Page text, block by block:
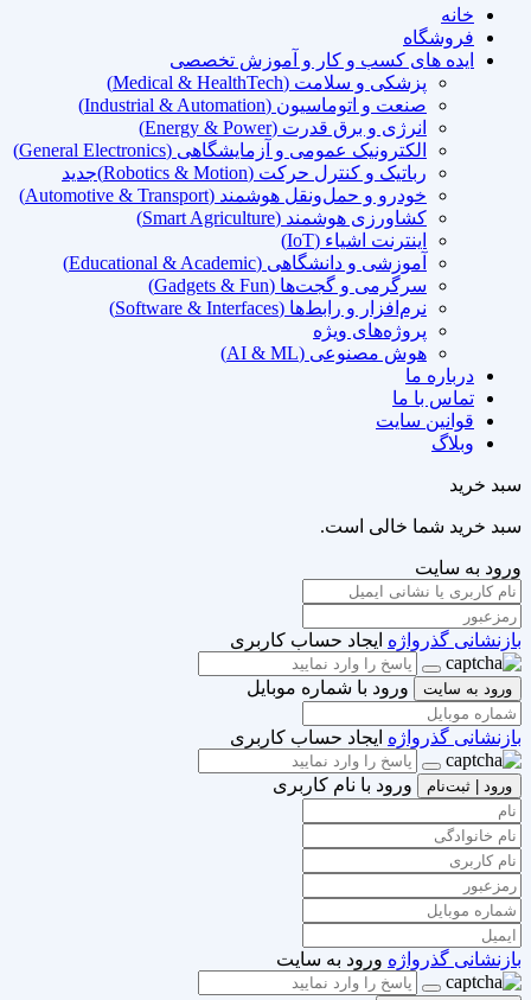
خانه
فروشگاه
ایده های کسب و کار و آموزش تخصصی
پزشکی و سلامت (Medical & HealthTech)
صنعت و اتوماسیون (Industrial & Automation)
انرژی و برق قدرت (Energy & Power)
الکترونیک عمومی و آزمایشگاهی (General Electronics)
رباتیک و کنترل حرکت (Robotics & Motion)
جدید
خودرو و حمل‌ونقل هوشمند (Automotive & Transport)
کشاورزی هوشمند (Smart Agriculture)
اینترنت اشیاء (IoT)
آموزشی و دانشگاهی (Educational & Academic)
سرگرمی و گجت‌ها (Gadgets & Fun)
نرم‌افزار و رابط‌ها (Software & Interfaces)
پروژه‌های ویژه
هوش مصنوعی (AI & ML)
درباره ما
تماس با ما
قوانین سایت
وبلاگ
سبد خرید
سبد خرید شما خالی است.
ورود به سایت
بازنشانی گذرواژه ایجاد حساب کاربری
ورود به سایت ورود با شماره موبایل
بازنشانی گذرواژه ایجاد حساب کاربری
ورود | ثبت‌نام ورود با نام کاربری
بازنشانی گذرواژه ورود به سایت